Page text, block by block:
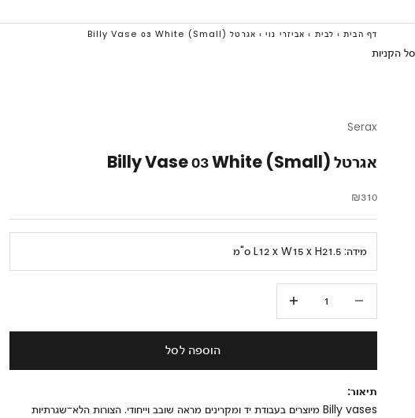
דף הבית › לבית › אביזרי נוי › אגרטל Billy Vase 03 White (Small)
סל הקניות
Serax
אגרטל Billy Vase 03 White (Small)
מחיר מבצע
₪310
מידה: L12 x W15 x H21.5 ס"מ
הוספה לסל
תיאור:
Billy vases מיוצרים בעבודת יד ומקרינים מראה שובב וייחודי. הצורות הלא־שגרתיות